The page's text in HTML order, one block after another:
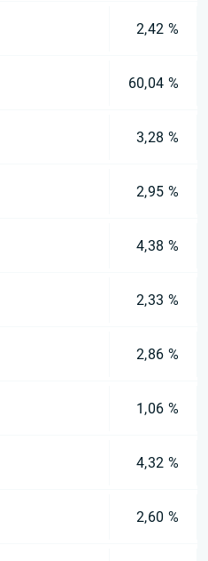
2,42 %
60,04 %
3,28 %
2,95 %
4,38 %
2,33 %
2,86 %
1,06 %
4,32 %
2,60 %